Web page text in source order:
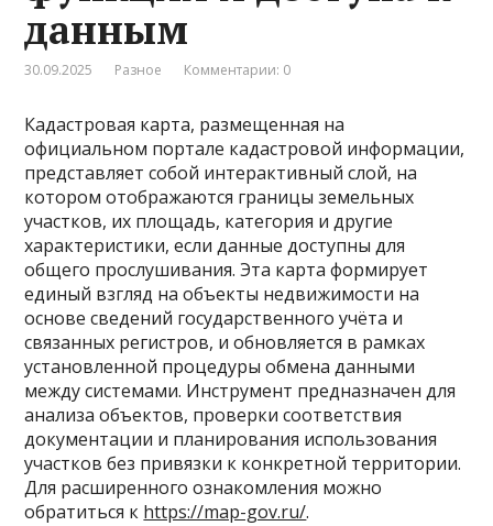
данным
30.09.2025 Разное Комментарии: 0
Кадастровая карта, размещенная на
официальном портале кадастровой информации,
представляет собой интерактивный слой, на
котором отображаются границы земельных
участков, их площадь, категория и другие
характеристики, если данные доступны для
общего прослушивания. Эта карта формирует
единый взгляд на объекты недвижимости на
основе сведений государственного учёта и
связанных регистров, и обновляется в рамках
установленной процедуры обмена данными
между системами. Инструмент предназначен для
анализа объектов, проверки соответствия
документации и планирования использования
участков без привязки к конкретной территории.
Для расширенного ознакомления можно
обратиться к https://map-gov.ru/.